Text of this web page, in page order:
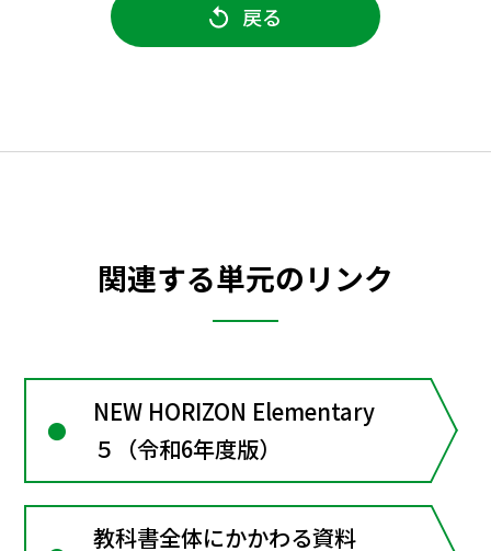
戻る
関連する単元のリンク
NEW HORIZON Elementary
５（令和6年度版）
教科書全体にかかわる資料